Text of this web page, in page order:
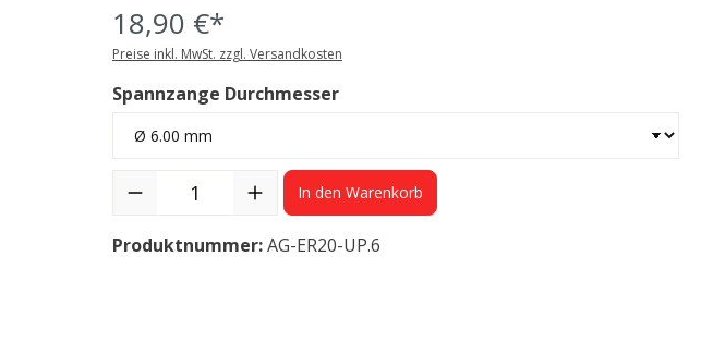
18,90 €*
Preise inkl. MwSt. zzgl. Versandkosten
Spannzange Durchmesser
In den Warenkorb
Produktnummer:AG-ER20-UP.6